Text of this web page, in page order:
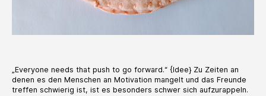
„Everyone needs that push to go forward.“ {Idee} Zu Zeiten an
denen es den Menschen an Motivation mangelt und das Freunde
treffen schwierig ist, ist es besonders schwer sich aufzurappeln.